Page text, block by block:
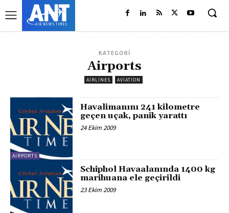
KATEGORİ
Airports
AIRLINES AVIATION
AIRPORTS
Havalimanını 241 kilometre
geçen uçak, panik yarattı
24 Ekim 2009
Schiphol Havaalanında 1400 kg
marihuana ele geçirildi
23 Ekim 2009